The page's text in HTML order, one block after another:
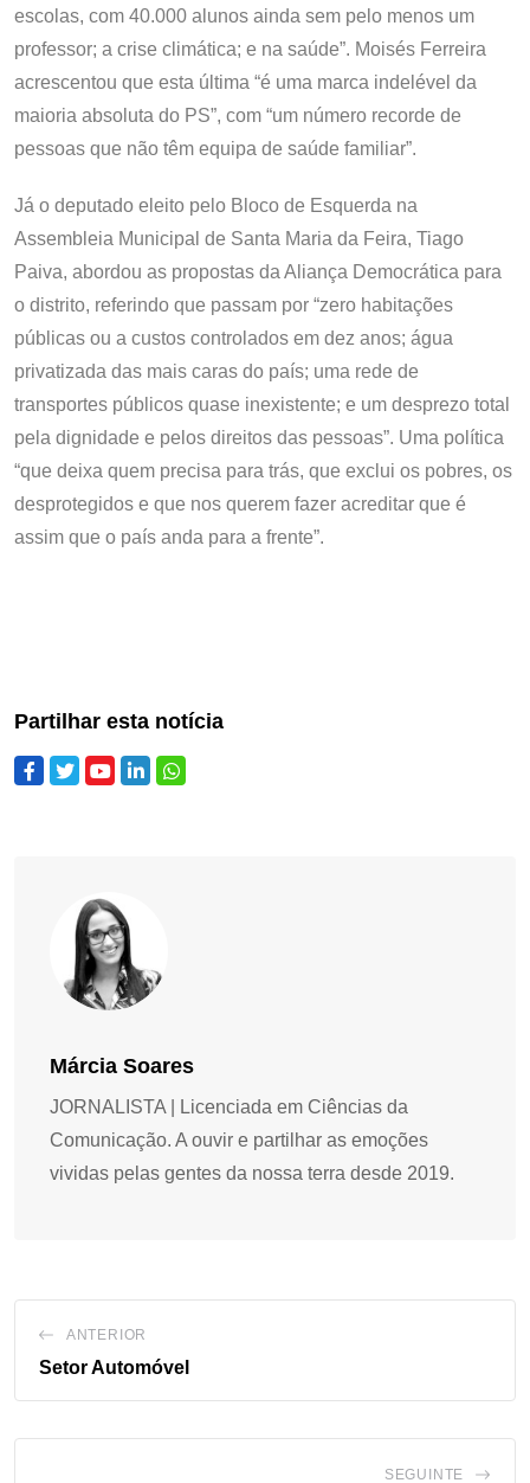
escolas, com 40.000 alunos ainda sem pelo menos um
professor; a crise climática; e na saúde”. Moisés Ferreira
acrescentou que esta última “é uma marca indelével da
maioria absoluta do PS”, com “um número recorde de
pessoas que não têm equipa de saúde familiar”.
Já o deputado eleito pelo Bloco de Esquerda na
Assembleia Municipal de Santa Maria da Feira, Tiago
Paiva, abordou as propostas da Aliança Democrática para
o distrito, referindo que passam por “zero habitações
públicas ou a custos controlados em dez anos; água
privatizada das mais caras do país; uma rede de
transportes públicos quase inexistente; e um desprezo total
pela dignidade e pelos direitos das pessoas”. Uma política
“que deixa quem precisa para trás, que exclui os pobres, os
desprotegidos e que nos querem fazer acreditar que é
assim que o país anda para a frente”.
Partilhar esta notícia
Márcia Soares
JORNALISTA | Licenciada em Ciências da
Comunicação. A ouvir e partilhar as emoções
vividas pelas gentes da nossa terra desde 2019.
ANTERIOR
Setor Automóvel
SEGUINTE